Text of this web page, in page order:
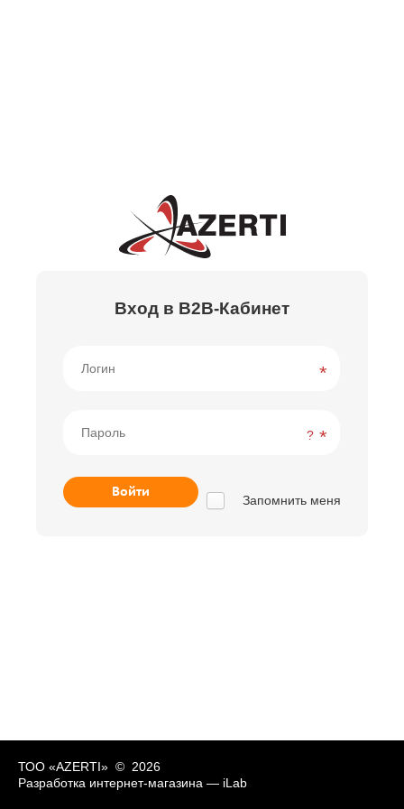
Вход в B2B-Кабинет
?
Запомнить меня
ТОО «AZERTI» © 2026
Разработка интернет-магазина — iLab